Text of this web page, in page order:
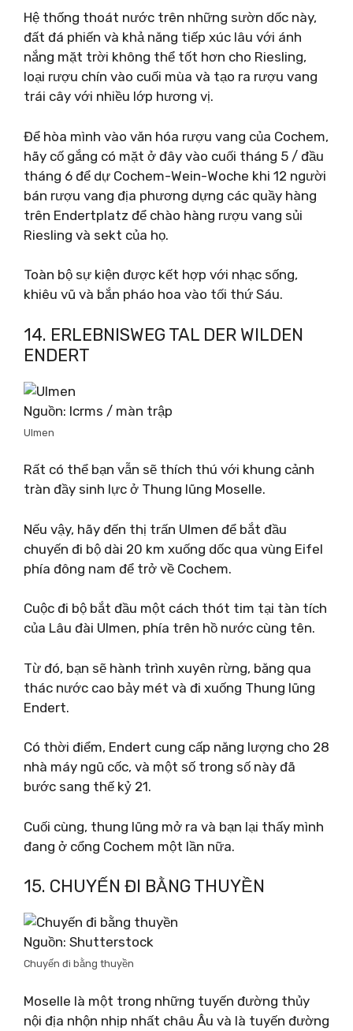
Hệ thống thoát nước trên những sườn dốc này,
đất đá phiến và khả năng tiếp xúc lâu với ánh
nắng mặt trời không thể tốt hơn cho Riesling,
loại rượu chín vào cuối mùa và tạo ra rượu vang
trái cây với nhiều lớp hương vị.
Để hòa mình vào văn hóa rượu vang của Cochem,
hãy cố gắng có mặt ở đây vào cuối tháng 5 / đầu
tháng 6 để dự Cochem-Wein-Woche khi 12 người
bán rượu vang địa phương dựng các quầy hàng
trên Endertplatz để chào hàng rượu vang sủi
Riesling và sekt của họ.
Toàn bộ sự kiện được kết hợp với nhạc sống,
khiêu vũ và bắn pháo hoa vào tối thứ Sáu.
14. ERLEBNISWEG TAL DER WILDEN
ENDERT
Nguồn: lcrms / màn trập
Ulmen
Rất có thể bạn vẫn sẽ thích thú với khung cảnh
tràn đầy sinh lực ở Thung lũng Moselle.
Nếu vậy, hãy đến thị trấn Ulmen để bắt đầu
chuyến đi bộ dài 20 km xuống dốc qua vùng Eifel
phía đông nam để trở về Cochem.
Cuộc đi bộ bắt đầu một cách thót tim tại tàn tích
của Lâu đài Ulmen, phía trên hồ nước cùng tên.
Từ đó, bạn sẽ hành trình xuyên rừng, băng qua
thác nước cao bảy mét và đi xuống Thung lũng
Endert.
Có thời điểm, Endert cung cấp năng lượng cho 28
nhà máy ngũ cốc, và một số trong số này đã
bước sang thế kỷ 21.
Cuối cùng, thung lũng mở ra và bạn lại thấy mình
đang ở cổng Cochem một lần nữa.
15. CHUYẾN ĐI BẰNG THUYỀN
Nguồn: Shutterstock
Chuyến đi bằng thuyền
Moselle là một trong những tuyến đường thủy
nội địa nhộn nhịp nhất châu Âu và là tuyến đường